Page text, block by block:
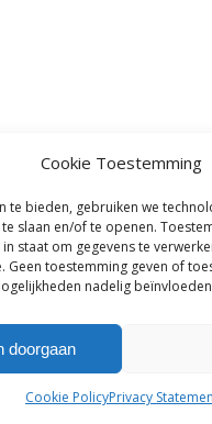
Cookie Toestemming
te bieden, gebruiken we
slaan en/of te openen.
staat om gegevens te
Geen toestemming geven of
nadelig
doorgaan
Cookie PolicyPrivacy